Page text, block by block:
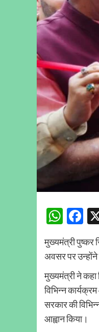
मुख्यमंत्री पुष्कर
अवसर पर उन्होंने
मुख्यमंत्री ने
विभिन्न
सरकार की
आह्वान किया।